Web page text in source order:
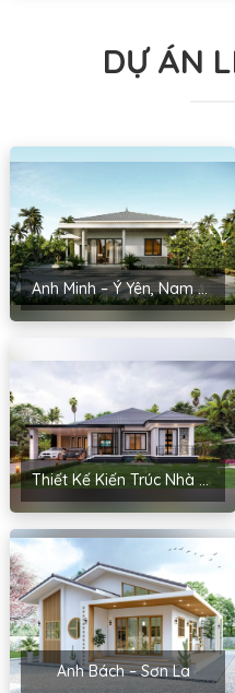
DỰ ÁN
Anh Minh – Ý Yên, Nam Định
Thiết Kế Kiến Trúc Nhà Sân Vườn Của Chị Hoài – Thanh Miện, Hải Dương
Anh Bách – Sơn La